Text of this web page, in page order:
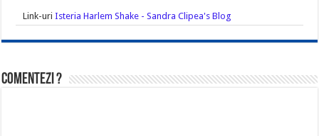
Link-uriIsteria Harlem Shake - Sandra Clipea's Blog
Comentezi ?